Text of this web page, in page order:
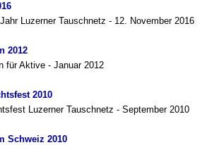
Luzerner Tauschnetz - 12. November 2016
2012
für Aktive - Januar 2012
2010
Luzerner Tauschnetz - September 2010
Schweiz 2010